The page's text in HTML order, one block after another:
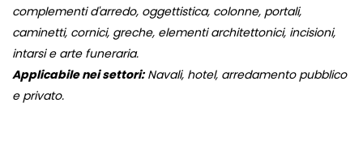
complementi d'arredo, oggettistica, colonne, portali,
caminetti, cornici, greche, elementi architettonici, incisioni,
intarsi e arte funeraria.
Applicabile nei settori:Navali, hotel, arredamento pubblico
e privato.